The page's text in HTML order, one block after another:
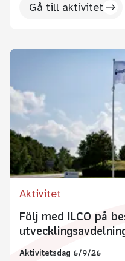
Gå till aktivitet
Aktivitet
Följ med ILCO på
Aktivitetsdag 6/9/26